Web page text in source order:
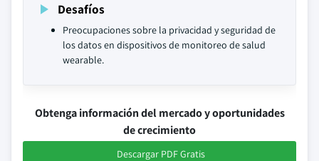
Desafíos
Preocupaciones sobre la privacidad y seguridad de
los datos en dispositivos de monitoreo de salud
wearable.
Obtenga información del mercado y oportunidades
de crecimiento
Descargar PDF Gratis